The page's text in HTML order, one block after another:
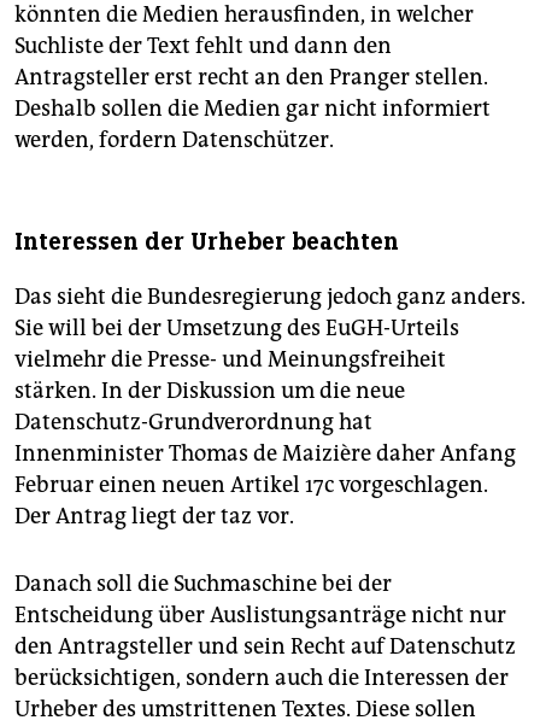
könnten die Medien herausfinden, in welcher
Suchliste der Text fehlt und dann den
Antragsteller erst recht an den Pranger stellen.
Deshalb sollen die Medien gar nicht informiert
werden, fordern Datenschützer.
Interessen der Urheber beachten
Das sieht die Bundesregierung jedoch ganz anders.
Sie will bei der Umsetzung des EuGH-Urteils
vielmehr die Presse- und Meinungsfreiheit
stärken. In der Diskussion um die neue
Datenschutz-Grundverordnung hat
Innenminister Thomas de Maizière daher Anfang
Februar einen neuen Artikel 17c vorgeschlagen.
Der Antrag liegt der taz vor.
Danach soll die Suchmaschine bei der
Entscheidung über Auslistungsanträge nicht nur
den Antragsteller und sein Recht auf Datenschutz
berücksichtigen, sondern auch die Interessen der
Urheber des umstrittenen Textes. Diese sollen